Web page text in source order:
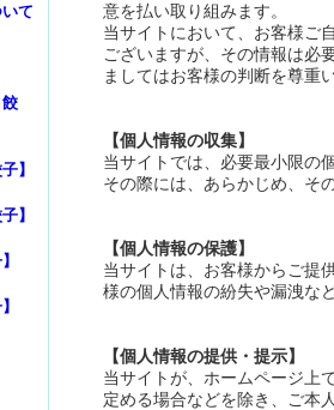
意を払い取り組みます。
当サイトにおいて、お客様ご
ございますが、その情報は必
ましてはお客様の判断を尊重
【個人情報の収集】
当サイトでは、必要最小限の
その際には、あらかじめ、そ
【個人情報の保護】
当サイトは、お客様からご提
様の個人情報の紛失や漏洩な
【個人情報の提供・提示】
当サイトが、ホームページ上
定める場合などを除き、ご本
て
】
】